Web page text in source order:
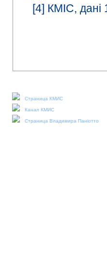
[4] КМІС, дані
Страница КМИС
Канал КМИС
Страница Владимира Паніотто